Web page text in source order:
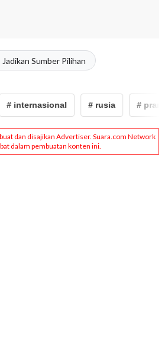
Jadikan Sumber Pilihan
# internasional # rusia # prancis